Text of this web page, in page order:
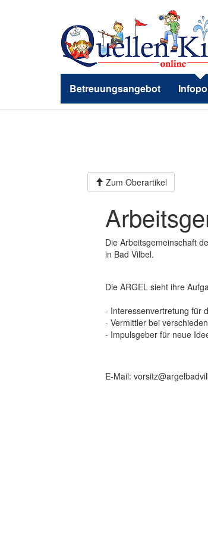
Betreuungsangebot
Zum Oberartikel
Die Arbeitsgemeinschaft
in Bad Vilbel.
Die ARGEL sieht ihre
- Interessenvertretung für
- Vermittler bei
- Impulsgeber für neue
E-Mail: